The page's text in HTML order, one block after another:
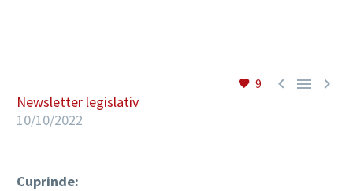
9   
Newsletter legislativ
10/10/2022
Cuprinde: